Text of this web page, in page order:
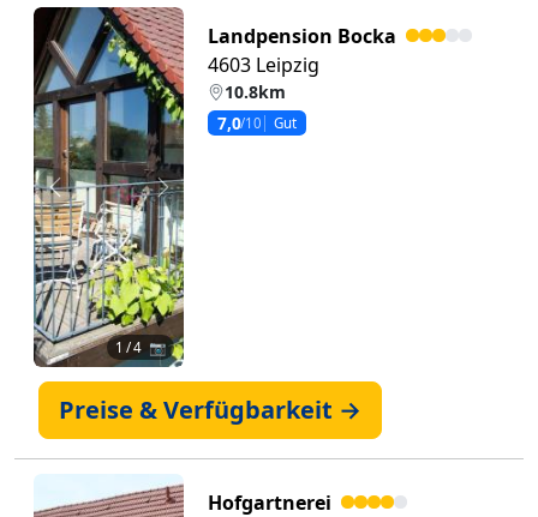
Zurück Weiter
1 / 4 📷
Landpension Bocka
4603 Leipzig
10.8km
7,0/10 Gut
Preise & Verfügbarkeit →
Hofgartnerei